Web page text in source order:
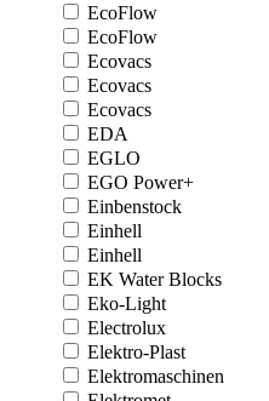
EcoFlow
EcoFlow
Ecovacs
Ecovacs
Ecovacs
EDA
EGLO
EGO Power+
Einbenstock
Einhell
Einhell
EK Water Blocks
Eko-Light
Electrolux
Elektro-Plast
Elektromaschinen